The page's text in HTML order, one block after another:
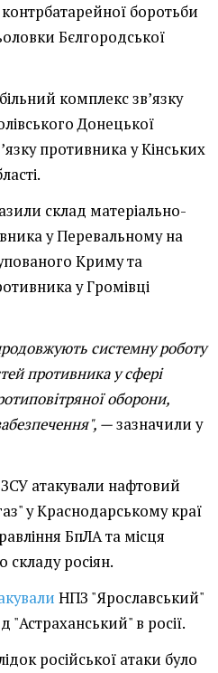
боротьби
Бєлгородської
комплекс зв’язку
Донецької
противника у Кінських
склад матеріально-
у Перевальному на
Криму та
у Громівці
системну роботу
противника у сфері
оборони,
—зазначили у
атакували нафтовий
у Краснодарському краї
БпЛА та місця
складу росіян.
НПЗ "Ярославський"
"Астраханський" в росії.
російської атаки було